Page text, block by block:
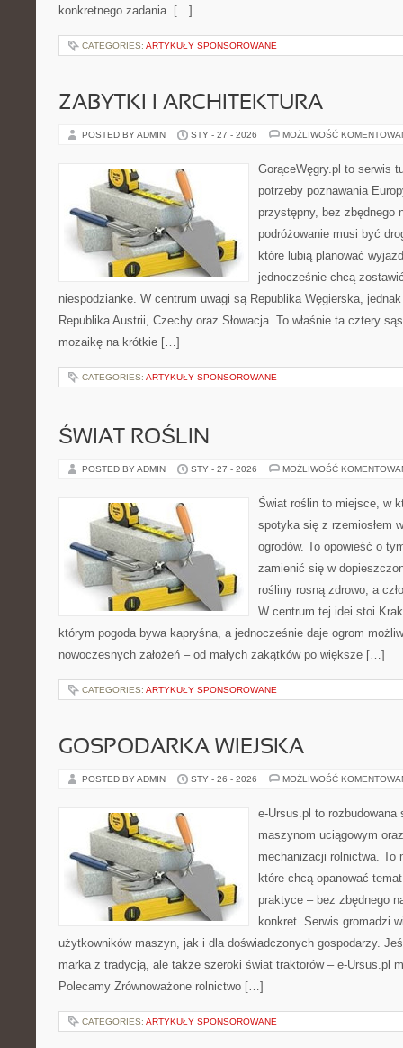
konkretnego zadania. […]
CATEGORIES: ARTYKUŁY SPONSOROWANE
ZABYTKI I ARCHITEKTURA
POSTED BY ADMIN STY - 27 - 2026 MOŻLIWOŚĆ
GorąceWęgry.pl to serwis
potrzeby poznawania
przystępny, bez zbędnego
podróżowanie musi być
które lubią planować
jednocześnie chcą
niespodziankę. W centrum uwagi są Republika Węgierska,
Republika Austrii, Czechy oraz Słowacja. To właśnie ta cztery
mozaikę na krótkie […]
CATEGORIES: ARTYKUŁY SPONSOROWANE
ŚWIAT ROŚLIN
POSTED BY ADMIN STY - 27 - 2026 MOŻLIWOŚĆ
Świat roślin to miejsce, w
spotyka się z rzemiosłem
ogrodów. To opowieść o
zamienić się w
rośliny rosną zdrowo, a
W centrum tej idei stoi
którym pogoda bywa kapryśna, a jednocześnie daje ogrom
nowoczesnych założeń – od małych zakątków po większe […]
CATEGORIES: ARTYKUŁY SPONSOROWANE
GOSPODARKA WIEJSKA
POSTED BY ADMIN STY - 26 - 2026 MOŻLIWOŚĆ
e-Ursus.pl to rozbudowana
maszynom uciągowym
mechanizacji rolnictwa. To
które chcą opanować
praktyce – bez zbędnego
konkret. Serwis gromadzi
użytkowników maszyn, jak i dla doświadczonych gospodarzy.
marka z tradycją, ale także szeroki świat traktorów – e-Ursus.pl
Polecamy Zrównoważone rolnictwo […]
CATEGORIES: ARTYKUŁY SPONSOROWANE